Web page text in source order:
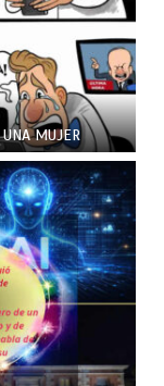
MUJER